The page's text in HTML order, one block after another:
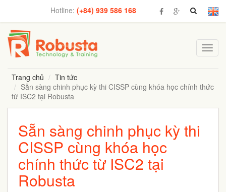
Hotline: (+84) 939 586 168
Trang chủ
Tin tức
Sẵn sàng chinh phục kỳ thi CISSP cùng khóa học chính thức
từ ISC2 tại Robusta
Sẵn sàng chinh phục kỳ thi
CISSP cùng khóa học
chính thức từ ISC2 tại
Robusta